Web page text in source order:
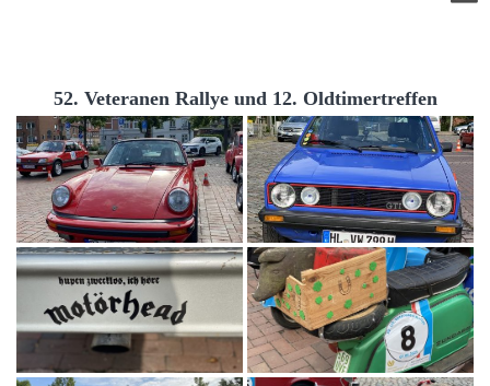
52. Veteranen Rallye und 12. Oldtimertreffen